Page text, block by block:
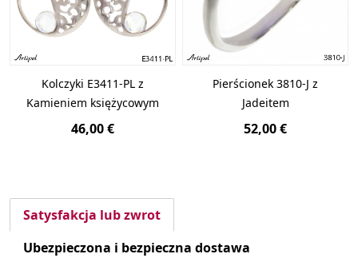
Kolczyki E3411-PL z
Kamieniem księżycowym
46,00 €
Pierścionek 3810-J z
Jadeitem
52,00 €
Satysfakcja lub zwrot
Ubezpieczona i bezpieczna dostawa